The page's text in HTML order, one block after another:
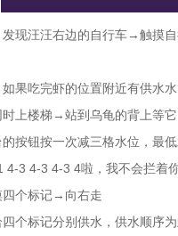
现汪汪右边的自行车→触摸
果吃完虾的位置附近有供水
上楼梯→站到乌龟的背上等
按钮按一次减三格水位，最
4-3 4-3 4-3 4啦，我不会拦
个标记→向右走
个标记分别供水，供水顺序